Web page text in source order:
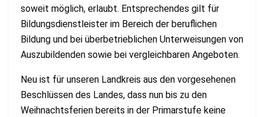
soweit möglich, erlaubt. Entsprechendes gilt für
Bildungsdienstleister im Bereich der beruflichen
Bildung und bei überbetrieblichen Unterweisungen von
Auszubildenden sowie bei vergleichbaren Angeboten.
Neu ist für unseren Landkreis aus den vorgesehenen
Beschlüssen des Landes, dass nun bis zu den
Weihnachtsferien bereits in der Primarstufe keine